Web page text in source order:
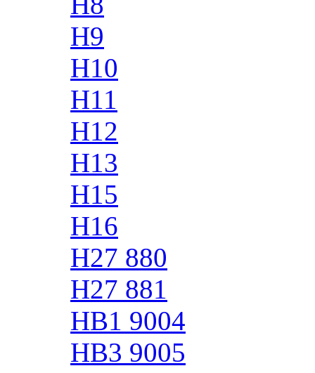
H9
H10
H11
H12
H13
H15
H16
H27 880
H27 881
HB1 9004
HB3 9005